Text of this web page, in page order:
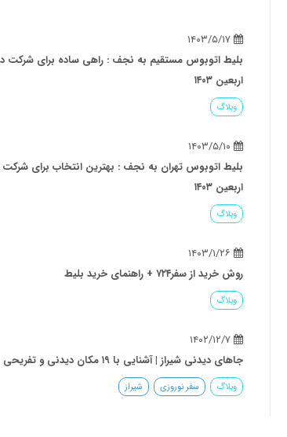
بلیط اتوبوس مستقیم به نجف : راهی ساده برای شرکت
اربعین ۱۴۰۳
وبلاگ
بلیط اتوبوس تهران به نجف : بهترین انتخاب برای شرکت
اربعین ۱۴۰۳
وبلاگ
روش خرید از سفر۷۲۴ + راهنمای خرید بلیط
وبلاگ
جاهای دیدنی شیراز | آشنایی با ۱۹ مکان دیدنی و تفریحی
وبلاگ سفر نوروزی شیراز